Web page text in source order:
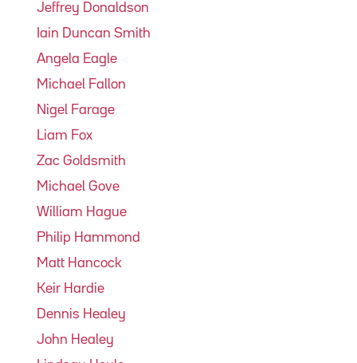
Jeffrey Donaldson
Iain Duncan Smith
Angela Eagle
Michael Fallon
Nigel Farage
Liam Fox
Zac Goldsmith
Michael Gove
William Hague
Philip Hammond
Matt Hancock
Keir Hardie
Dennis Healey
John Healey